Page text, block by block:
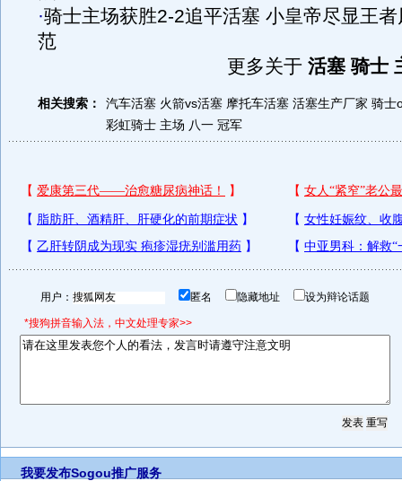
·骑士主场获胜2-2追平活塞 小皇帝尽显王者
范
更多关于 活塞 骑士
相关搜索： 汽车活塞 火箭vs活塞 摩托车活塞 活塞生产厂家 骑士
彩虹骑士 主场 八一 冠军
用户： 匿名 隐藏地址 设为辩论话题
*搜狗拼音输入法，中文处理专家>>
我要发布Sogou推广服务